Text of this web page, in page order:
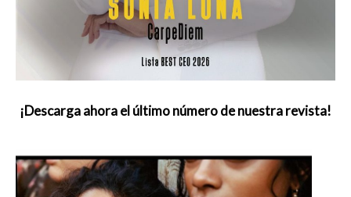
¡Descarga ahora el último número de nuestra revista!